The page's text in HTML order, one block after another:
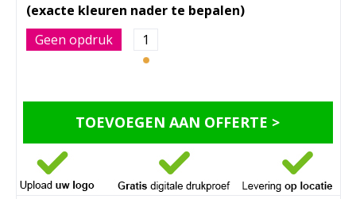
Geen opdruk 1
TOEVOEGEN AAN OFFERTE >